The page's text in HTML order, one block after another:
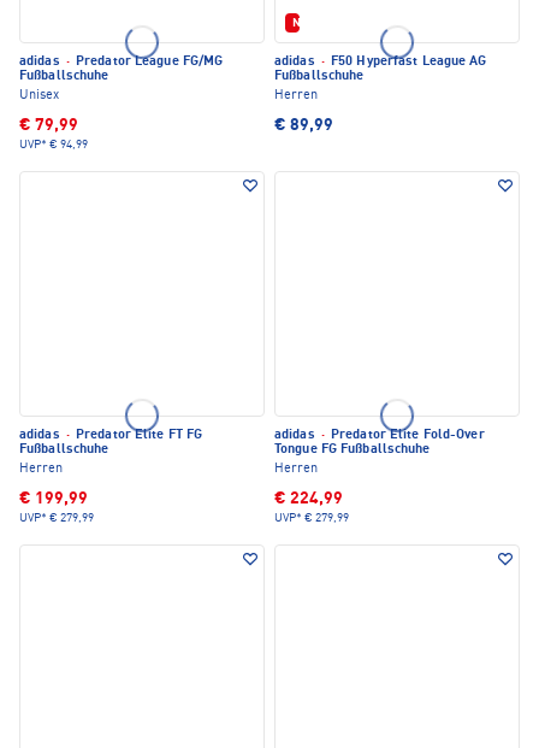
adidas · Predator League FG/MG
Fußballschuhe
Unisex
€ 79,99
UVP* € 94,99
Neu
adidas · F50 Hyperfast League AG
Fußballschuhe
Herren
€ 89,99
adidas · Predator Elite FT FG
Fußballschuhe
Herren
€ 199,99
UVP* € 279,99
adidas · Predator Elite Fold-Over
Tongue FG Fußballschuhe
Herren
€ 224,99
UVP* € 279,99